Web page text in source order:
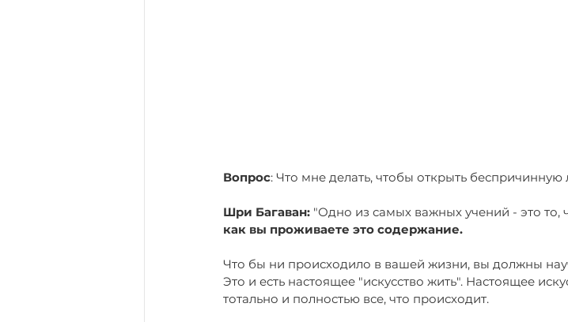
Вопрос: Что мне делать, чтобы открыть
Шри Багаван: "Одно из самых важных учений - это то,
как вы проживаете это содержание.
Что бы ни происходило в вашей жизни, вы должны
Это и есть настоящее "искусство жить". Настоящее
тотально и полностью все, что происходит.